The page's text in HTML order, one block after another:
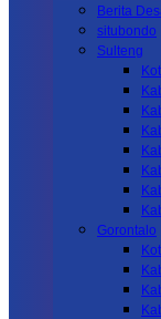
Berita
situbondo
Sulteng
Gorontalo